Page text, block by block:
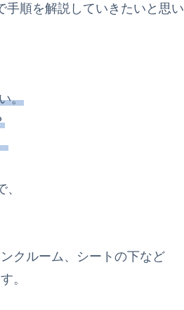
手順を解説していきたいと思い
。
クルーム、シートの下など
。